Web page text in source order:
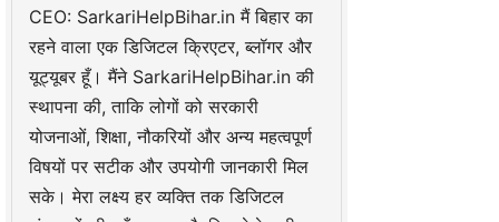
CEO: SarkariHelpBihar.in मैं बिहार का
रहने वाला एक डिजिटल क्रिएटर, ब्लॉगर और
यूट्यूबर हूँ। मैंने SarkariHelpBihar.in की
स्थापना की, ताकि लोगों को सरकारी
योजनाओं, शिक्षा, नौकरियों और अन्य महत्वपूर्ण
विषयों पर सटीक और उपयोगी जानकारी मिल
सके। मेरा लक्ष्य हर व्यक्ति तक डिजिटल